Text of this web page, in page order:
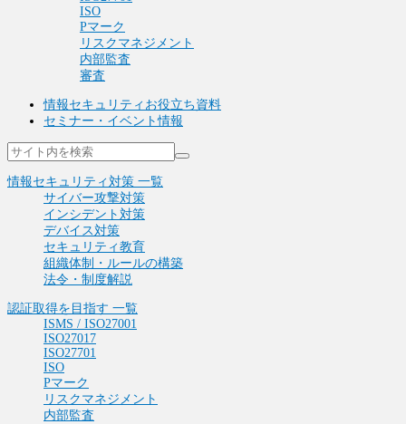
ISO
Pマーク
リスクマネジメント
内部監査
審査
情報セキュリティお役立ち資料
セミナー・イベント情報
情報セキュリティ対策 一覧
サイバー攻撃対策
インシデント対策
デバイス対策
セキュリティ教育
組織体制・ルールの構築
法令・制度解説
認証取得を目指す 一覧
ISMS / ISO27001
ISO27017
ISO27701
ISO
Pマーク
リスクマネジメント
内部監査